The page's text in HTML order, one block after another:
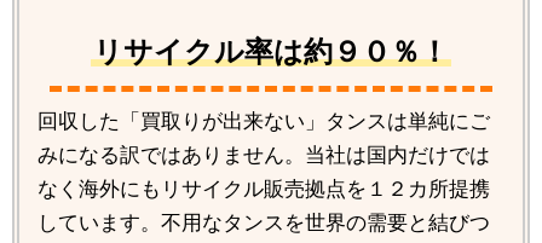
リサイクル率は約９０％！
回収した「買取りが出来ない」タンスは単純にご
みになる訳ではありません。当社は国内だけでは
なく海外にもリサイクル販売拠点を１２カ所提携
しています。不用なタンスを世界の需要と結びつ